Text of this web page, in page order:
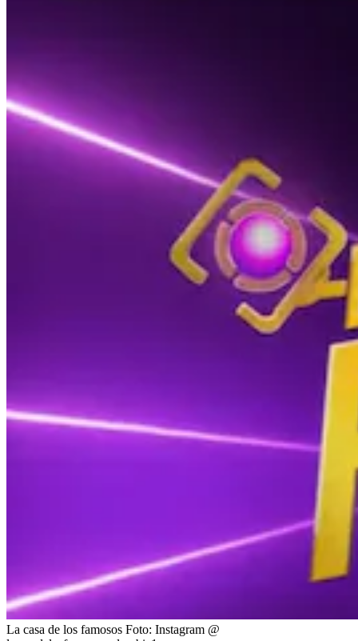
La casa de los famosos Foto: Instagram @